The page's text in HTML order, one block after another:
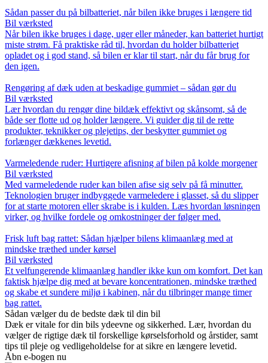
Sådan passer du på bilbatteriet, når bilen ikke bruges i længere tid
Bil værksted
Når bilen ikke bruges i dage, uger eller måneder, kan batteriet hurtigt
miste strøm. Få praktiske råd til, hvordan du holder bilbatteriet
opladet og i god stand, så bilen er klar til start, når du får brug for
den igen.
Rengøring af dæk uden at beskadige gummiet – sådan gør du
Bil værksted
Lær hvordan du rengør dine bildæk effektivt og skånsomt, så de
både ser flotte ud og holder længere. Vi guider dig til de rette
produkter, teknikker og plejetips, der beskytter gummiet og
forlænger dækkenes levetid.
Varmeledende ruder: Hurtigere afisning af bilen på kolde morgener
Bil værksted
Med varmeledende ruder kan bilen afise sig selv på få minutter.
Teknologien bruger indbyggede varmeledere i glasset, så du slipper
for at starte motoren eller skrabe is i kulden. Læs hvordan løsningen
virker, og hvilke fordele og omkostninger der følger med.
Frisk luft bag rattet: Sådan hjælper bilens klimaanlæg med at
mindske træthed under kørsel
Bil værksted
Et velfungerende klimaanlæg handler ikke kun om komfort. Det kan
faktisk hjælpe dig med at bevare koncentrationen, mindske træthed
og skabe et sundere miljø i kabinen, når du tilbringer mange timer
bag rattet.
Sådan vælger du de bedste dæk til din bil
Dæk er vitale for din bils ydeevne og sikkerhed. Lær, hvordan du
vælger de rigtige dæk til forskellige kørselsforhold og årstider, samt
tips til pleje og vedligeholdelse for at sikre en længere levetid.
Åbn e-bogen nu